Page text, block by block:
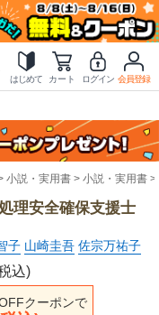
はじめて カート ログイン 会員登録
小説・実用書 小説・実用書
理安全確保支援士
子 山崎圭吾 佐宗万祐子
込)
クーポンで